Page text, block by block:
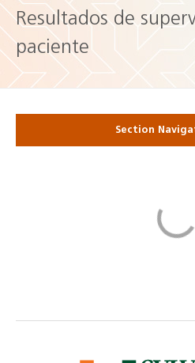
Resultados de
paciente
Section